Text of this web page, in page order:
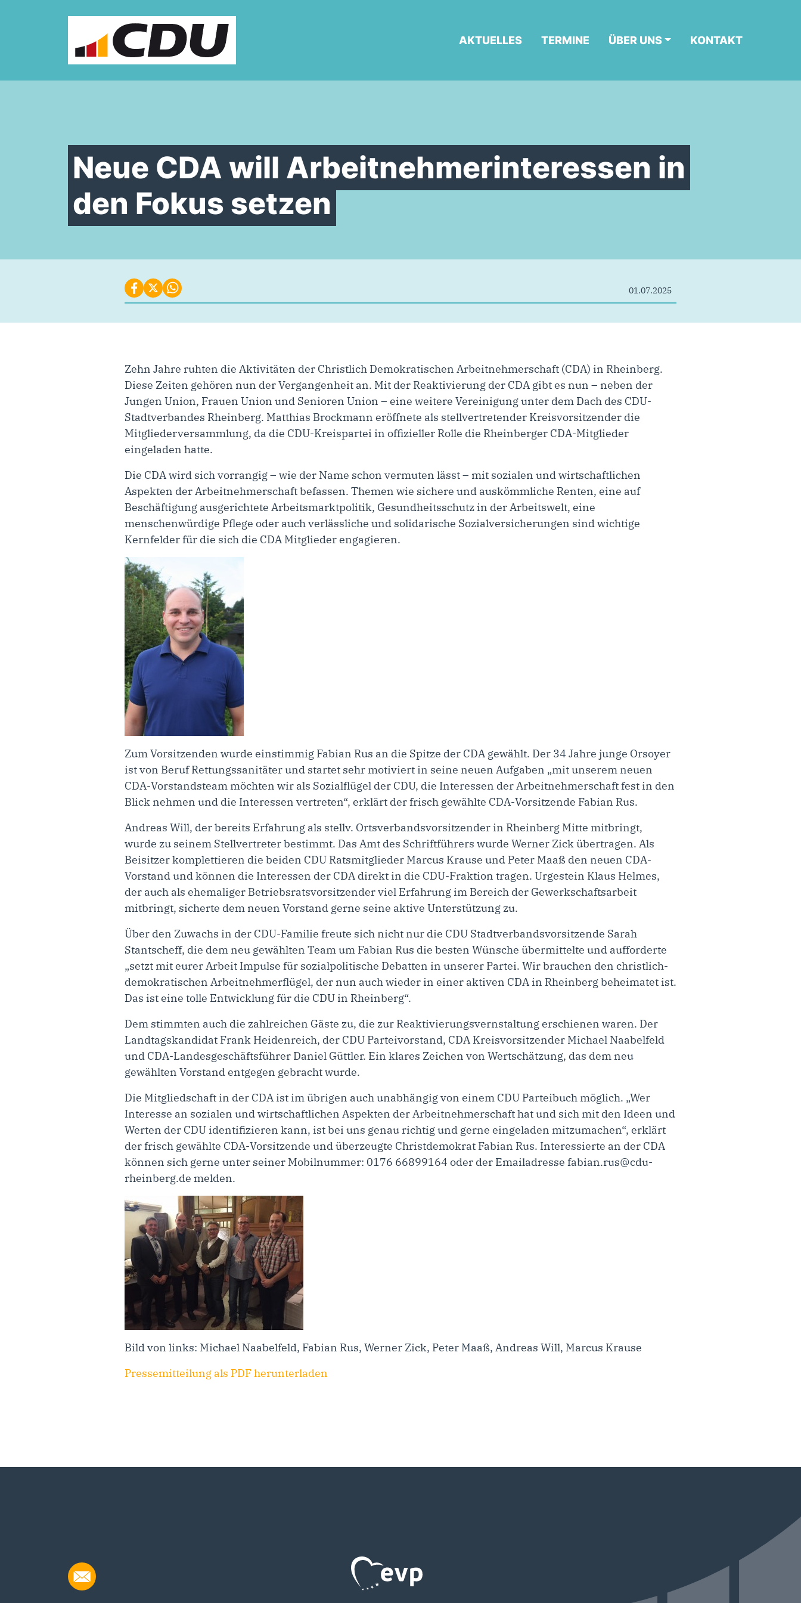
AKTUELLES TERMINE ÜBER UNS KONTAKT
Neue CDA will Arbeitnehmerinteressen in
den Fokus setzen
01.07.2025
Zehn Jahre ruhten die Aktivitäten der Christlich Demokratischen Arbeitnehmerschaft (CDA) in Rheinberg.
Diese Zeiten gehören nun der Vergangenheit an. Mit der Reaktivierung der CDA gibt es nun – neben der
Jungen Union, Frauen Union und Senioren Union – eine weitere Vereinigung unter dem Dach des CDU-
Stadtverbandes Rheinberg. Matthias Brockmann eröffnete als stellvertretender Kreisvorsitzender die
Mitgliederversammlung, da die CDU-Kreispartei in offizieller Rolle die Rheinberger CDA-Mitglieder
eingeladen hatte.
Die CDA wird sich vorrangig – wie der Name schon vermuten lässt – mit sozialen und wirtschaftlichen
Aspekten der Arbeitnehmerschaft befassen. Themen wie sichere und auskömmliche Renten, eine auf
Beschäftigung ausgerichtete Arbeitsmarktpolitik, Gesundheitsschutz in der Arbeitswelt, eine
menschenwürdige Pflege oder auch verlässliche und solidarische Sozialversicherungen sind wichtige
Kernfelder für die sich die CDA Mitglieder engagieren.
Zum Vorsitzenden wurde einstimmig Fabian Rus an die Spitze der CDA gewählt. Der 34 Jahre junge Orsoyer
ist von Beruf Rettungssanitäter und startet sehr motiviert in seine neuen Aufgaben „mit unserem neuen
CDA-Vorstandsteam möchten wir als Sozialflügel der CDU, die Interessen der Arbeitnehmerschaft fest in den
Blick nehmen und die Interessen vertreten“, erklärt der frisch gewählte CDA-Vorsitzende Fabian Rus.
Andreas Will, der bereits Erfahrung als stellv. Ortsverbandsvorsitzender in Rheinberg Mitte mitbringt,
wurde zu seinem Stellvertreter bestimmt. Das Amt des Schriftführers wurde Werner Zick übertragen. Als
Beisitzer komplettieren die beiden CDU Ratsmitglieder Marcus Krause und Peter Maaß den neuen CDA-
Vorstand und können die Interessen der CDA direkt in die CDU-Fraktion tragen. Urgestein Klaus Helmes,
der auch als ehemaliger Betriebsratsvorsitzender viel Erfahrung im Bereich der Gewerkschaftsarbeit
mitbringt, sicherte dem neuen Vorstand gerne seine aktive Unterstützung zu.
Über den Zuwachs in der CDU-Familie freute sich nicht nur die CDU Stadtverbandsvorsitzende Sarah
Stantscheff, die dem neu gewählten Team um Fabian Rus die besten Wünsche übermittelte und aufforderte
„setzt mit eurer Arbeit Impulse für sozialpolitische Debatten in unserer Partei. Wir brauchen den christlich-
demokratischen Arbeitnehmerflügel, der nun auch wieder in einer aktiven CDA in Rheinberg beheimatet ist.
Das ist eine tolle Entwicklung für die CDU in Rheinberg“.
Dem stimmten auch die zahlreichen Gäste zu, die zur Reaktivierungsvernstaltung erschienen waren. Der
Landtagskandidat Frank Heidenreich, der CDU Parteivorstand, CDA Kreisvorsitzender Michael Naabelfeld
und CDA-Landesgeschäftsführer Daniel Güttler. Ein klares Zeichen von Wertschätzung, das dem neu
gewählten Vorstand entgegen gebracht wurde.
Die Mitgliedschaft in der CDA ist im übrigen auch unabhängig von einem CDU Parteibuch möglich. „Wer
Interesse an sozialen und wirtschaftlichen Aspekten der Arbeitnehmerschaft hat und sich mit den Ideen und
Werten der CDU identifizieren kann, ist bei uns genau richtig und gerne eingeladen mitzumachen“, erklärt
der frisch gewählte CDA-Vorsitzende und überzeugte Christdemokrat Fabian Rus. Interessierte an der CDA
können sich gerne unter seiner Mobilnummer: 0176 66899164 oder der Emailadresse fabian.rus@cdu-
rheinberg.de melden.
Bild von links: Michael Naabelfeld, Fabian Rus, Werner Zick, Peter Maaß, Andreas Will, Marcus Krause
Pressemitteilung als PDF herunterladen